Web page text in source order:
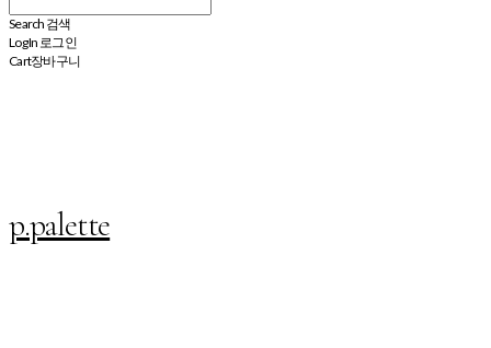
Search 검색
Log In 로그인
Cart장바구니
p.palette